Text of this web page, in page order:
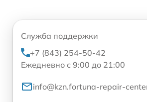
Служба поддержки
+7 (843) 254-50-42
Ежедневно с 9:00 до 21:00
info@kzn.fortuna-repair-